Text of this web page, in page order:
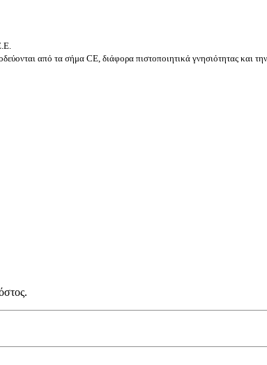
από τα σήμα CE, διάφορα πιστοποιητικά γνησιότητας και